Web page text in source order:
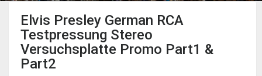
Elvis Presley German RCA
Testpressung Stereo
Versuchsplatte Promo Part1 &
Part2